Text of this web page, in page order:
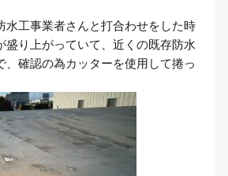
水工事業者さんと打合わせをした時
盛り上がっていて、近くの既存防水
、確認の為カッターを使用して捲っ